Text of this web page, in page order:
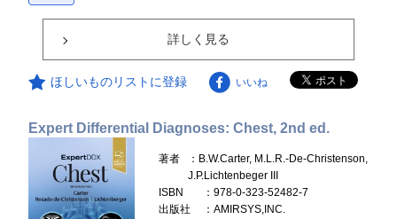
詳しく見る
ほしいものリストに登録 いいね
Expert Differential Diagnoses: Chest, 2nd ed.
著者
：B.W.Carter, M.L.R.-De-Christenson,
J.P.Lichtenbeger III
ISBN
：978-0-323-52482-7
出版社
：AMIRSYS,INC.